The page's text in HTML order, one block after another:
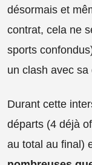
désormais et
contrat, cela ne
sports
un clash avec sa
Durant cette
départs (4 déjà
au total au final)